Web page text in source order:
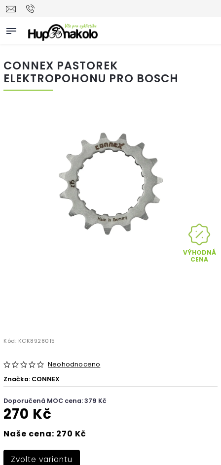
CONNEX PASTOREK
ELEKTROPOHONU PRO BOSCH
VÝHODNÁ
CENA
Kód: KCK8928015
Neohodnoceno
Značka: CONNEX
Doporučená MOC cena: 379 Kč
270 Kč
Naše cena: 270 Kč
Zvolte variantu